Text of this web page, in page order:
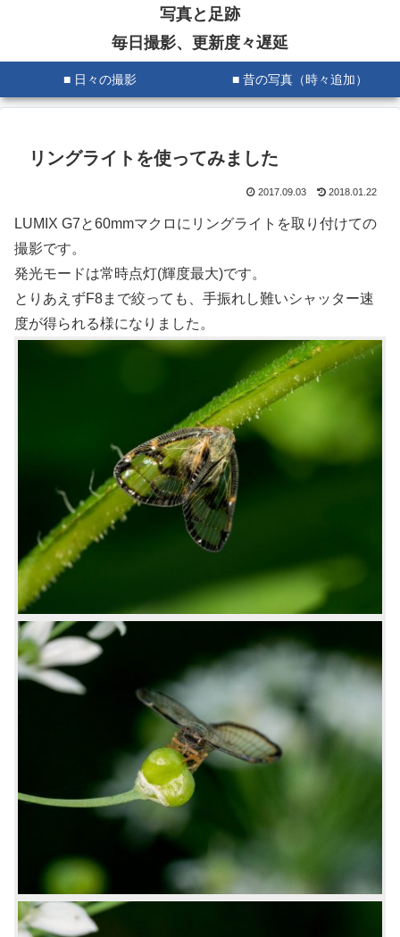
写真と足跡
毎日撮影、更新度々遅延
■ 日々の撮影 ■ 昔の写真（時々追加）
リングライトを使ってみました
2017.09.03 2018.01.22
LUMIX G7と60mmマクロにリングライトを取り付けての
撮影です。
発光モードは常時点灯(輝度最大)です。
とりあえずF8まで絞っても、手振れし難いシャッター速
度が得られる様になりました。